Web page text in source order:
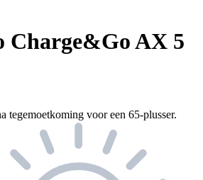
Charge&Go AX 5
tegemoetkoming voor een 65-plusser.